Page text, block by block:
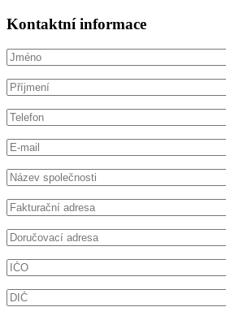
Kontaktní informace